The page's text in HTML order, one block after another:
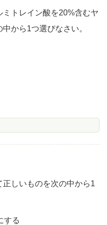
トレイン酸を20%含むヤ
から1つ選びなさい。
正しいものを次の中から1
する